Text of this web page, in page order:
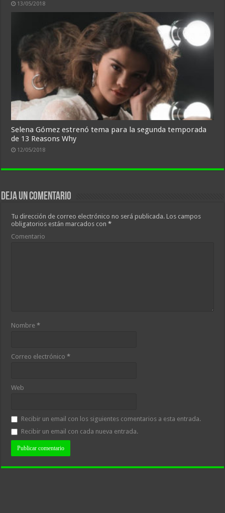
13/05/2018
Selena Gómez estrenó tema para la segunda temporada
de 13 Reasons Why
12/05/2018
Deja un comentario
Tu dirección de correo electrónico no será publicada. Los campos
obligatorios están marcados con*
Comentario
Nombre*
Correo electrónico*
Web
Recibir un email con los siguientes comentarios a esta entrada.
Recibir un email con cada nueva entrada.